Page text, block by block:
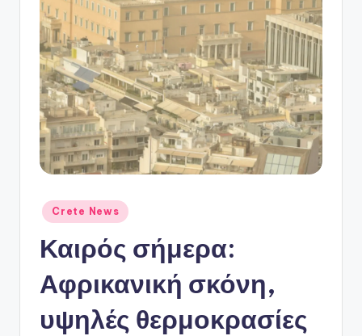
P
o
Αναρτήθηκε
σε
Crete News
Καιρός σήμερα:
Αφρικανική σκόνη,
υψηλές θερμοκρασίες